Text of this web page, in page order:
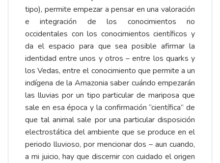
tipo), permite empezar a pensar en una valoración
e integración de los conocimientos no
occidentales con los conocimientos científicos y
da el espacio para que sea posible afirmar la
identidad entre unos y otros – entre los quarks y
los Vedas, entre el conocimiento que permite a un
indígena de la Amazonia saber cuándo empezarán
las lluvias por un tipo particular de mariposa que
sale en esa época y la confirmación “científica” de
que tal animal sale por una particular disposición
electrostática del ambiente que se produce en el
periodo lluvioso, por mencionar dos – aun cuando,
a mi juicio, hay que discernir con cuidado el origen